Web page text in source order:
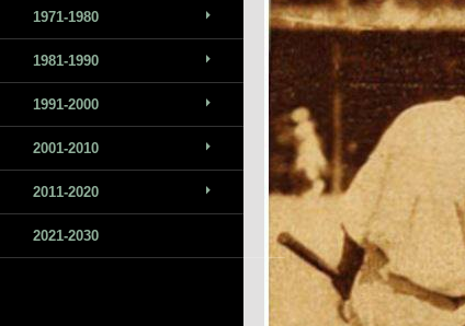
1971-1980
1981-1990
1991-2000
2001-2010
2011-2020
2021-2030